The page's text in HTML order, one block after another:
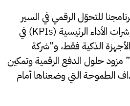
للتحوّل الرقمي في السير
بشكل جيد. تجاوزت مؤشرات الأداء الرئيسية (KPIs) في
الذكية فقط، و”شركة
مزود حلول الدفع الرقمية وتمكين
الطموحة التي وضعناها أمام